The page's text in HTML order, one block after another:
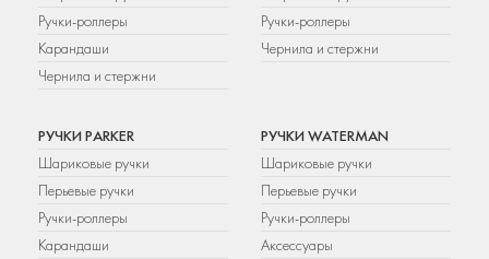
Ручки-роллеры
Карандаши
Чернила и стержни
Ручки-роллеры
Чернила и стержни
РУЧКИ PARKER
Шариковые ручки
Перьевые ручки
Ручки-роллеры
Карандаши
РУЧКИ WATERMAN
Шариковые ручки
Перьевые ручки
Ручки-роллеры
Аксессуары